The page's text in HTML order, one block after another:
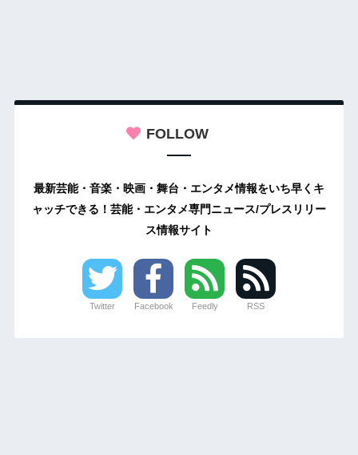
FOLLOW
最新芸能・音楽・映画・舞台・エンタメ情報をいち早くキ
ャッチできる！芸能・エンタメ専門ニュース/プレスリリー
ス情報サイト
Twitter Facebook Feedly RSS